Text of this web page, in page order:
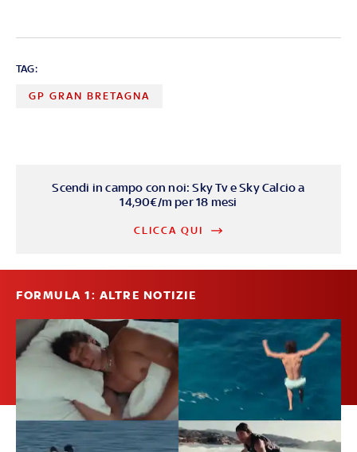
TAG:
GP GRAN BRETAGNA
Scendi in campo con noi: Sky Tv e Sky Calcio a
14,90€/m per 18 mesi
CLICCA QUI
FORMULA 1: ALTRE NOTIZIE